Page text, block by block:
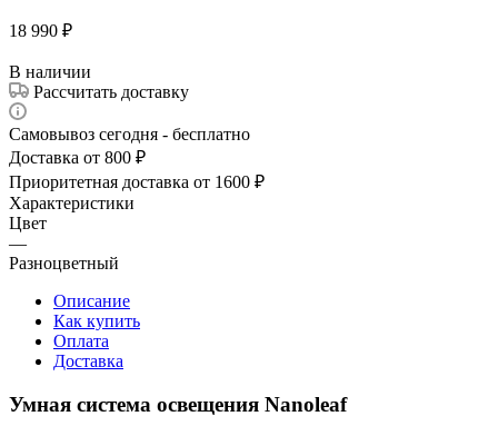
18 990 ₽
В наличии
Рассчитать доставку
Самовывоз сегодня - бесплатно
Доставка от 800 ₽
Приоритетная доставка от 1600 ₽
Характеристики
Цвет
—
Разноцветный
Описание
Как купить
Оплата
Доставка
Умная система освещения Nanoleaf